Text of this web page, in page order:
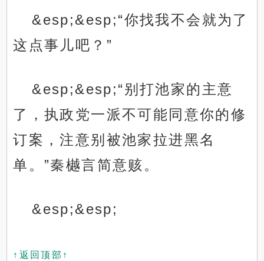
&esp;&esp;“你找我不会就为了
这点事儿吧？”
&esp;&esp;“别打池家的主意
了，执政党一派不可能同意你的修
订案，注意别被池家拉进黑名
单。”秦樾言简意赅。
&esp;&esp;
↑返回顶部↑